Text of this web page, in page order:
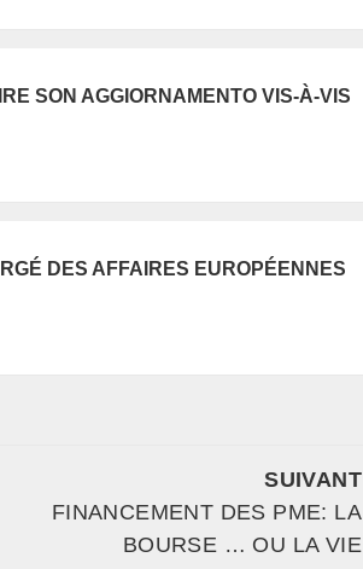
SON AGGIORNAMENTO VIS-À-VIS
DES AFFAIRES EUROPÉENNES
SUIVANT
FINANCEMENT DES PME: LA
BOURSE … OU LA VIE